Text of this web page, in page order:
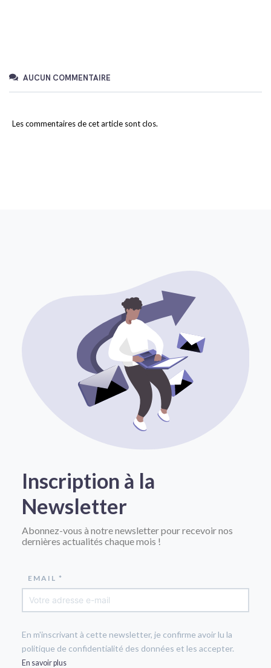
AUCUN COMMENTAIRE
Les commentaires de cet article sont clos.
Inscription à la
Newsletter
Abonnez-vous à notre newsletter pour recevoir nos
dernières actualités chaque mois !
EMAIL *
En m'inscrivant à cette newsletter, je confirme avoir lu la
politique de confidentialité des données et les accepter.
En savoir plus